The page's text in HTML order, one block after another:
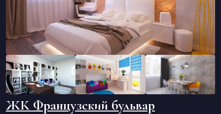
ЖК Французский бульвар